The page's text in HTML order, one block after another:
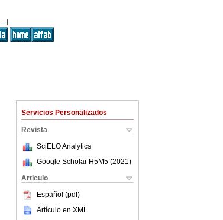
Servicios Personalizados
Revista
SciELO Analytics
Google Scholar H5M5 (2021 )
Articulo
Español (pdf)
Artículo en XML